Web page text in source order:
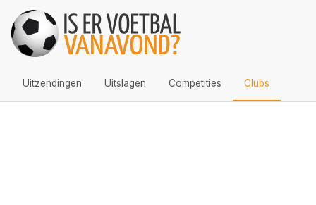
Uitzendingen Uitslagen Competities Clubs